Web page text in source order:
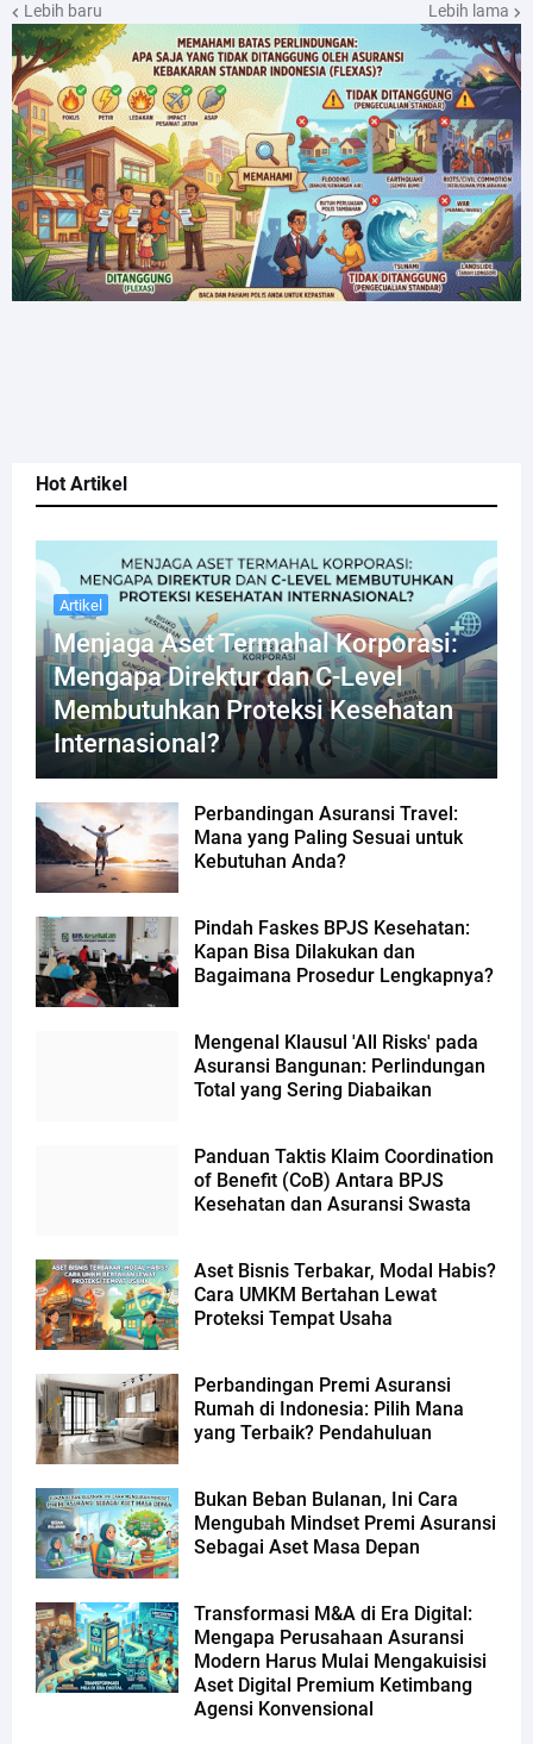
Hot Artikel
Artikel
Menjaga Aset Termahal Korporasi:
Mengapa Direktur dan C-Level
Membutuhkan Proteksi Kesehatan
Internasional?
Perbandingan Asuransi Travel:
Mana yang Paling Sesuai untuk
Kebutuhan Anda?
Pindah Faskes BPJS Kesehatan:
Kapan Bisa Dilakukan dan
Bagaimana Prosedur Lengkapnya?
Mengenal Klausul 'All Risks' pada
Asuransi Bangunan: Perlindungan
Total yang Sering Diabaikan
Panduan Taktis Klaim Coordination
of Benefit (CoB) Antara BPJS
Kesehatan dan Asuransi Swasta
Aset Bisnis Terbakar, Modal Habis?
Cara UMKM Bertahan Lewat
Proteksi Tempat Usaha
Perbandingan Premi Asuransi
Rumah di Indonesia: Pilih Mana
yang Terbaik? Pendahuluan
Bukan Beban Bulanan, Ini Cara
Mengubah Mindset Premi Asuransi
Sebagai Aset Masa Depan
Transformasi M&A di Era Digital:
Mengapa Perusahaan Asuransi
Modern Harus Mulai Mengakuisisi
Aset Digital Premium Ketimbang
Agensi Konvensional
Lebih baru Lebih lama